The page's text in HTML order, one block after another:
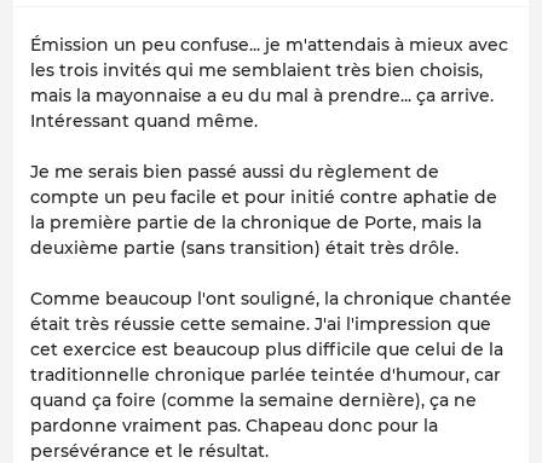
Émission un peu confuse... je m'attendais à mieux avec
les trois invités qui me semblaient très bien choisis,
mais la mayonnaise a eu du mal à prendre... ça arrive.
Intéressant quand même.
Je me serais bien passé aussi du règlement de
compte un peu facile et pour initié contre aphatie de
la première partie de la chronique de Porte, mais la
deuxième partie (sans transition) était très drôle.
Comme beaucoup l'ont souligné, la chronique chantée
était très réussie cette semaine. J'ai l'impression que
cet exercice est beaucoup plus difficile que celui de la
traditionnelle chronique parlée teintée d'humour, car
quand ça foire (comme la semaine dernière), ça ne
pardonne vraiment pas. Chapeau donc pour la
persévérance et le résultat.